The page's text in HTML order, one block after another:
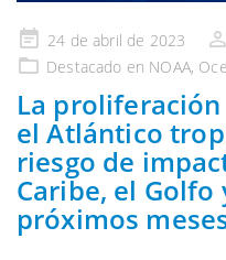
Publicado
en
24 de abril de 2023
Destacado en NOAA,
La
el Atlántico
riesgo de
Caribe, el
próximos